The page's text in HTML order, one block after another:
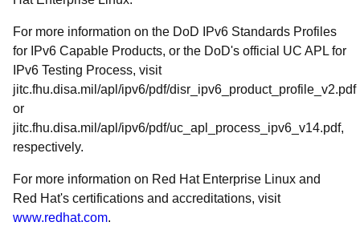
For more information on the DoD IPv6 Standards Profiles
for IPv6 Capable Products, or the DoD's official UC APL for
IPv6 Testing Process, visit
jitc.fhu.disa.mil/apl/ipv6/pdf/disr_ipv6_product_profile_v2.pdf
or
jitc.fhu.disa.mil/apl/ipv6/pdf/uc_apl_process_ipv6_v14.pdf,
respectively.
For more information on Red Hat Enterprise Linux and
Red Hat's certifications and accreditations, visit
www.redhat.com.